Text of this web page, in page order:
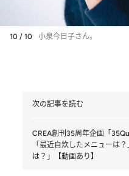
10 / 10 小泉今日子さん。
次の記事を読む
CREA創刊35周年企画「
「最近自炊したメニューは
は？」【動画あり】